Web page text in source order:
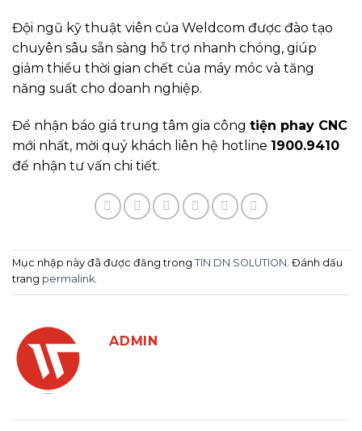
Đội ngũ kỹ thuật viên của Weldcom được đào tạo
chuyên sâu sẵn sàng hỗ trợ nhanh chóng, giúp
giảm thiểu thời gian chết của máy móc và tăng
năng suất cho doanh nghiệp.
Để nhận báo giá trung tâm gia công tiện phay CNC
mới nhất, mời quý khách liên hệ hotline 1900.9410
để nhận tư vấn chi tiết.
Mục nhập này đã được đăng trong TIN DN SOLUTION. Đánh dấu
trang permalink.
ADMIN